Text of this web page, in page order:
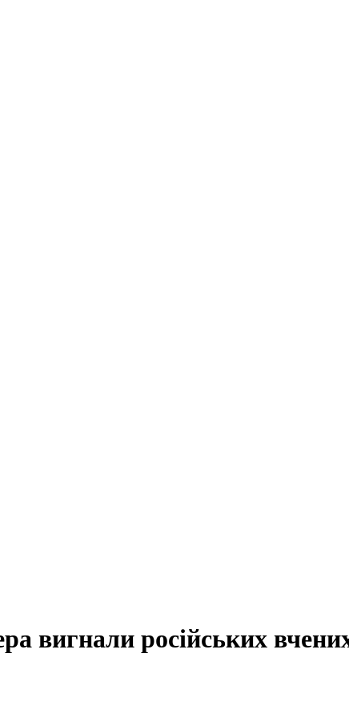
вигнали російських